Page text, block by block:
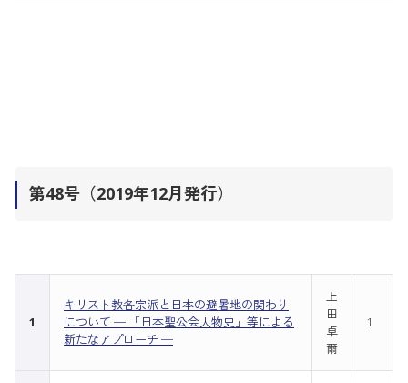
第48号（2019年12月発行）
1
キリスト教各宗派と日本の避暑地の関わり
について ─ 「日本聖公会人物史」等による
新たなアプローチ ─
上
田
卓
爾
1